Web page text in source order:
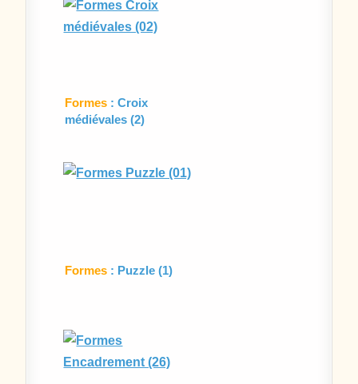
Formes : Croix
médiévales (2)
Formes : Puzzle (1)